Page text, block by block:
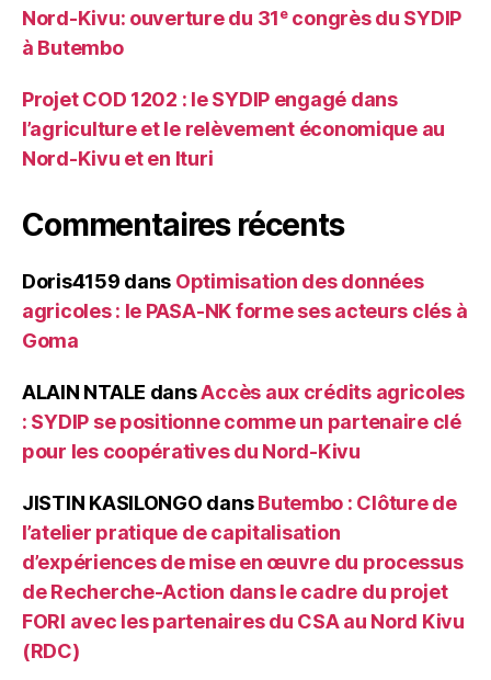
Nord-Kivu: ouverture du 31ᵉ congrès du SYDIP
à Butembo
Projet COD 1202 : le SYDIP engagé dans
l’agriculture et le relèvement économique au
Nord-Kivu et en Ituri
Commentaires récents
Doris4159 dans Optimisation des données
agricoles : le PASA-NK forme ses acteurs clés à
Goma
ALAIN NTALE dansAccès aux crédits agricoles
: SYDIP se positionne comme un partenaire clé
pour les coopératives du Nord-Kivu
JISTIN KASILONGO dansButembo : Clôture de
l’atelier pratique de capitalisation
d’expériences de mise en œuvre du processus
de Recherche-Action dans le cadre du projet
FORI avec les partenaires du CSA au Nord Kivu
(RDC)